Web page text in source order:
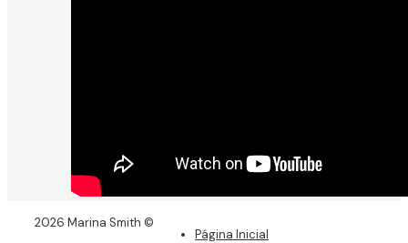
2026 Marina Smith ©
Página Inicial